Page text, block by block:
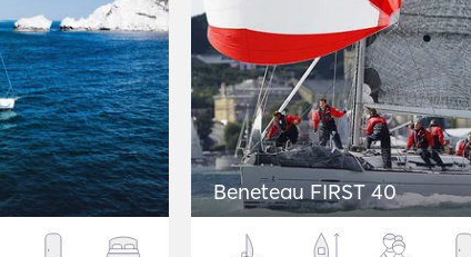
Beneteau FIRST 40